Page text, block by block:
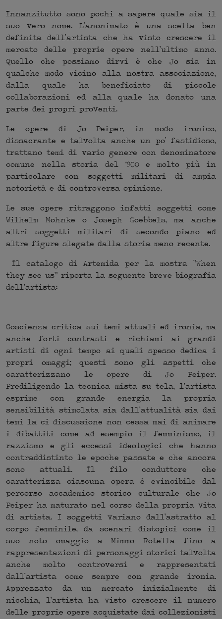
Innanzitutto sono pochi a sapere quale sia il
suo vero nome. L’anonimato è una scelta ben
definita dell’artista che ha visto crescere il
mercato delle proprie opere nell’ultimo anno.
Quello che possiamo dirvi è che Jo sia in
qualche modo vicino alla nostra associazione,
dalla quale ha beneficiato di piccole
collaborazioni ed alla quale ha donato una
parte dei propri proventi.
Le opere di Jo Peiper, in modo ironico,
dissacrante e talvolta anche un po’ fastidioso,
trattano temi di vario genere con denominatore
comune nella storia del ‘900 e molto più in
particolare con soggetti militari di ampia
notorietà e di controversa opinione.
Le sue opere ritraggono infatti soggetti come
Wilhelm Mohnke o Joseph Goebbels, ma anche
altri soggetti militari di secondo piano ed
altre figure slegate dalla storia meno recente.
Il catalogo di Artemida per la mostra “When
they see us” riporta la seguente breve biografia
dell’artista:
Coscienza critica sui temi attuali ed ironia, ma
anche forti contrasti e richiami ai grandi
artisti di ogni tempo ai quali spesso dedica i
propri omaggi; questi sono gli aspetti che
caratterizzano le opere di Jo Peiper.
Prediligendo la tecnica mista su tela, l’artista
esprime con grande energia la propria
sensibilità stimolata sia dall’attualità sia dai
temi la ci discussione non cessa mai di animare
i dibattiti come ad esempio il femminismo, il
razzismo e gli eccessi ideologici che hanno
contraddistinto le epoche passate e che ancora
sono attuali. Il filo conduttore che
caratterizza ciascuna opera è evincibile dal
percorso accademico storico culturale che Jo
Peiper ha maturato nel corso della propria vita
di artista. I soggetti variano dall’astratto al
corpo femminile, da scenari distopici come il
suo noto omaggio a Mimmo Rotella fino a
rappresentazioni di personaggi storici talvolta
anche molto controversi e rappresentati
dall’artista come sempre con grande ironia.
Apprezzato da un mercato inizialmente di
nicchia, l’artista ha visto crescere il numero
delle proprie opere acquistate dai collezionisti